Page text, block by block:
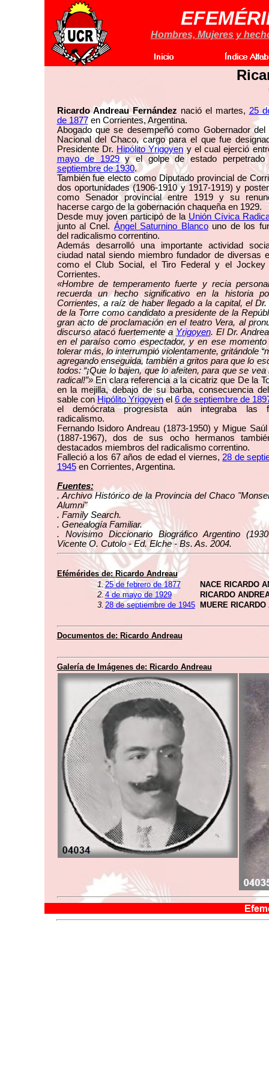
Hombres, Mujeres y
Ricardo Andreau Fernández nació el martes, 25
de 1877en Corrientes, Argentina.
Abogado que se desempeñó como Gobernador del
Nacional del Chaco, cargo para el que fue
Presidente Dr. Hipólito Yrigoyen y el cual ejerció
mayo de 1929y el golpe de estado
septiembre de 1930.
También fue electo como Diputado provincial de
dos oportunidades (1906-1910 y 1917-1919) y
como Senador provincial entre 1919 y su
hacerse cargo de la gobernación chaqueña en 1929.
Desde muy joven participó de la Unión Cívica
junto al Cnel. Ángel Saturnino Blancouno de los
del radicalismo correntino.
Además desarrolló una importante actividad
ciudad natal siendo miembro fundador de diversas
como el Club Social, el Tiro Federal y el Jockey
Corrientes.
«Hombre de temperamento fuerte y recia
recuerda un hecho significativo en la historia
Corrientes, a raíz de haber llegado a la capital, el Dr.
de la Torre como candidato a presidente de la
gran acto de proclamación en el teatro Vera, al
discurso atacó fuertemente a Yrigoyen. El Dr.
en el paraíso como espectador, y en ese momento
tolerar más, lo interrumpió violentamente, gritándole
agregando enseguida, también a gritos para que lo
todos: “¡Que lo bajen, que lo afeiten, para que se
radical!”»En clara referencia a la cicatriz que De la
en la mejilla, debajo de su barba, consecuencia
sable con Hipólito Yrigoyenel6 de septiembre de
el demócrata progresista aún integraba las
radicalismo.
Fernando Isidoro Andreau (1873-1950) y Migue Saúl
(1887-1967), dos de sus ocho hermanos
destacados miembros del radicalismo correntino.
Falleció a los 67 años de edad el viernes, 28 de
1945en Corrientes, Argentina.
Fuentes:
. Archivo Histórico de la Provincia del Chaco
Alumni"
. Family Search.
. Genealogía Familiar.
. Novisimo Diccionario Biográfico Argentino
Vicente O. Cutolo - Ed. Elche - Bs. As. 2004.
Efémérides de:Ricardo Andreau
1.25 de febrero de 1877
NACE RICARDO
2.4 de mayo de 1929
RICARDO
3. 28 de septiembre de 1945 MUERE RICARDO
Documentos de: Ricardo Andreau
Galería de Imágenes de: Ricardo Andreau